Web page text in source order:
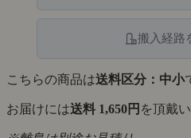
搬入経路
こちらの商品は送料区分：中小
お届けには送料 1,650円 を頂戴